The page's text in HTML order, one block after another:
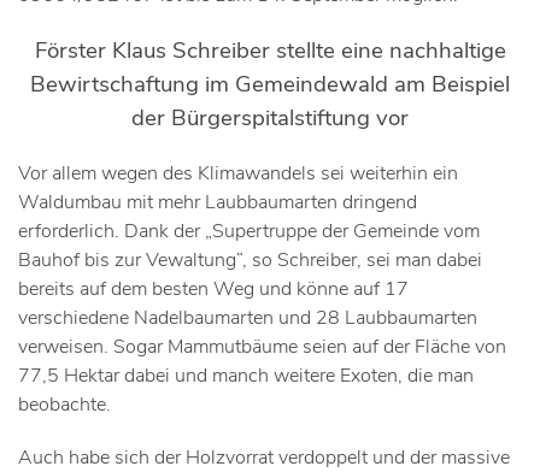
Förster Klaus Schreiber stellte eine nachhaltige
Bewirtschaftung im Gemeindewald am Beispiel
der Bürgerspitalstiftung vor
Vor allem wegen des Klimawandels sei weiterhin ein
Waldumbau mit mehr Laubbaumarten dringend
erforderlich. Dank der „Supertruppe der Gemeinde vom
Bauhof bis zur Vewaltung“, so Schreiber, sei man dabei
bereits auf dem besten Weg und könne auf 17
verschiedene Nadelbaumarten und 28 Laubbaumarten
verweisen. Sogar Mammutbäume seien auf der Fläche von
77,5 Hektar dabei und manch weitere Exoten, die man
beobachte.
Auch habe sich der Holzvorrat verdoppelt und der massive